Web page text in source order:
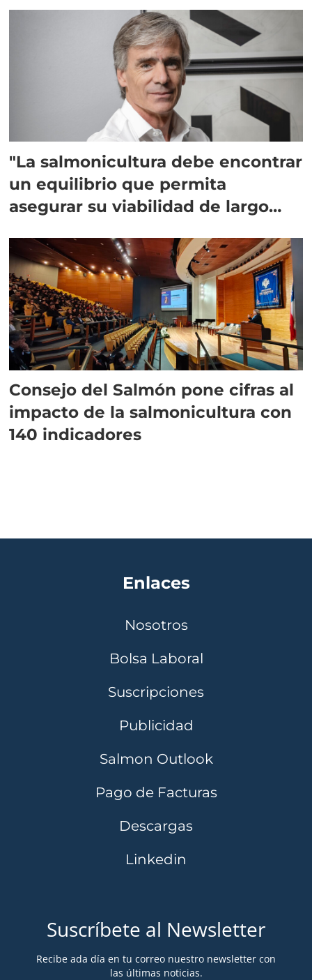
"La salmonicultura debe encontrar
un equilibrio que permita
asegurar su viabilidad de largo
Consejo del Salmón pone cifras al
impacto de la salmonicultura con
140 indicadores
Enlaces
Nosotros
Bolsa Laboral
Suscripciones
Publicidad
Salmon Outlook
Pago de Facturas
Descargas
Linkedin
Suscríbete al Newsletter
Recibe ada día en tu correo nuestro newsletter con
las últimas noticias.